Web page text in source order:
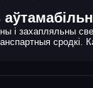
і захапляльны